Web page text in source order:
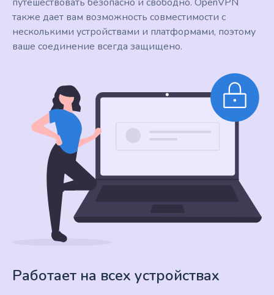
также дает вам возможность совместимости с
несколькими устройствами и платформами, поэтому
ваше соединение всегда защищено.
Работает на всех устройствах